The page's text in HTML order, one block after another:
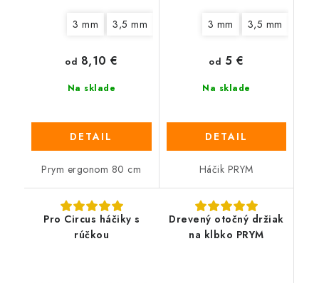
3 mm 3,5 mm 4,5 mm 5 mm
Na sklade
od 8,10 €
DETAIL
Prym ergonom 80 cm
3 mm 3,5 mm
Na sklade
od 5 €
DETAIL
Háčik PRYM
Pro Circus háčiky s
rúčkou
Drevený otočný držiak
na klbko PRYM